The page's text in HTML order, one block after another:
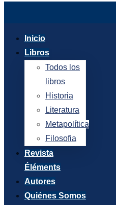
contenido
Inicio
Libros
Todos los
libros
Historia
Literatura
Metapolítica
Filosofia
Revista
Éléments
Autores
Quiénes Somos